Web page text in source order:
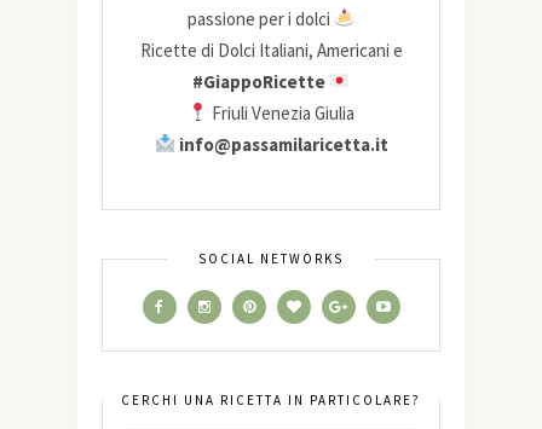
passione per i dolci
Ricette di Dolci Italiani, Americani e
#GiappoRicette
Friuli Venezia Giulia
info@passamilaricetta.it
SOCIAL NETWORKS
CERCHI UNA RICETTA IN PARTICOLARE?